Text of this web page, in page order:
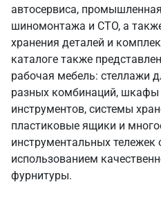
автосервиса,
шиномонтажа и СТО, а
хранения деталей и
каталоге также
рабочая мебель: стеллажи
разных комбинаций, шкафы
инструментов, системы
пластиковые ящики и
инструментальных тележек
использованием
фурнитуры.